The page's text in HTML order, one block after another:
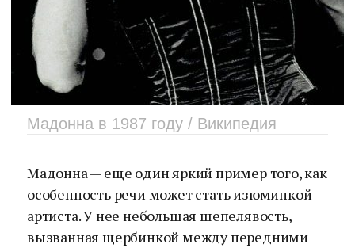
Мадонна в 1987 году / Википедия
Мадонна — еще один яркий пример того, как
особенность речи может стать изюминкой
артиста. У нее небольшая шепелявость,
вызванная щербинкой между передними